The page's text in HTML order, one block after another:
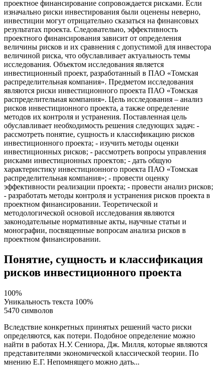
проектное финансирование сопровождается рисками. Если
изначально риски инвестирования были оценены неверно,
инвестиции могут отрицательно сказаться на финансовых
результатах проекта. Следовательно, эффективность
проектного финансирования зависит от определения
величины рисков и их сравнения с допустимой для инвестора
величиной риска, что обуславливает актуальность темы
исследования. Объектом исследования является
инвестиционный проект, разработанный в ПАО «Томская
распределительная компания». Предметом исследования
являются риски инвестиционного проекта ПАО «Томская
распределительная компания». Цель исследования – анализ
рисков инвестиционного проекта, а также определение
методов их контроля и устранения. Поставленная цель
обуславливает необходимость решения следующих задач: -
рассмотреть понятие, сущность и классификацию рисков
инвестиционного проекта; - изучить методы оценки
инвестиционных рисков; - рассмотреть вопросы управления
рисками инвестиционных проектов; - дать общую
характеристику инвестиционного проекта ПАО «Томская
распределительная компания»; - провести оценку
эффективности реализации проекта; - провести анализ рисков;
- разработать методы контроля и устранения рисков проекта в
проектном финансировании. Теоретической и
методологической основой исследования являются
законодательные нормативные акты, научные статьи и
монографии, посвященные вопросам анализа рисков в
проектном финансировании.
Понятие, сущность и классификация
рисков инвестиционного проекта
100%
Уникальность текста 100%
5470 символов
Вследствие конкретных принятых решений часто риски
определяются, как потери. Подобное определение можно
найти в работах Н.У. Сениора, Дж. Милля, которые являются
представителями экономической классической теории. По
мнению Е.Г. Непомнящего можно дать...